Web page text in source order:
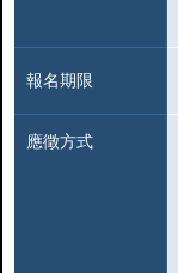
報名期限
應徵方式